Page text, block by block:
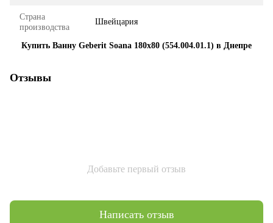
Страна
производства
Швейцария
Купить Ванну Geberit Soana 180x80 (554.004.01.1) в Днепре
Отзывы
Добавьте первый отзыв
Написать отзыв